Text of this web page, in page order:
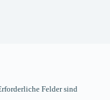
Felder sind